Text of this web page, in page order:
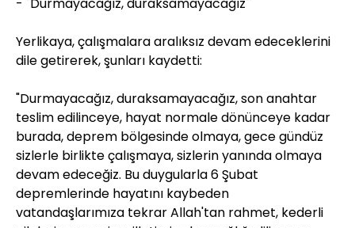
Yerlikaya, çalışmalara aralıksız devam edeceklerini
dile getirerek, şunları kaydetti:
"Durmayacağız, duraksamayacağız, son anahtar
teslim edilinceye, hayat normale dönünceye kadar
burada, deprem bölgesinde olmaya, gece gündüz
sizlerle birlikte çalışmaya, sizlerin yanında olmaya
devam edeceğiz. Bu duygularla 6 Şubat
depremlerinde hayatını kaybeden
vatandaşlarımıza tekrar Allah'tan rahmet, kederli